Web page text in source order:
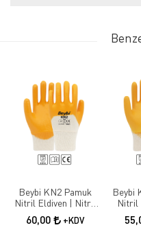
Beybi KN2 Pamuk
Nitril Eldiven | Nitril
Kaplama İş Güvenliği
Eldiveni
60,00 +KDV
Beybi
Nitril